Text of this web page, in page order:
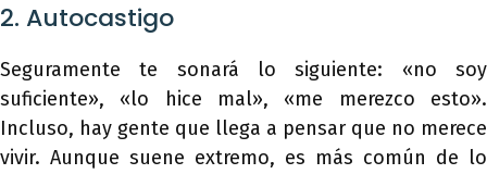
2. Autocastigo
Seguramente te sonará lo siguiente: «no soy
suficiente», «lo hice mal», «me merezco esto».
Incluso, hay gente que llega a pensar que no merece
vivir. Aunque suene extremo, es más común de lo